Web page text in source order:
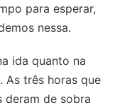
para esperar,
nessa.
ida quanto na
As três horas que
deram de sobra